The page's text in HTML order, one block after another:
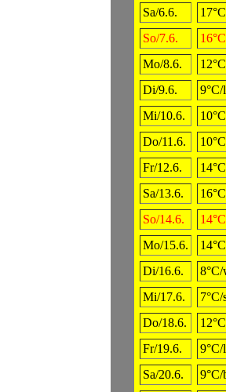
Sa/6.6.
So/7.6.
Mo/8.6.
Di/9.6.
9°C/
Mi/10.6.
Do/11.6.
Fr/12.6.
Sa/13.6.
So/14.6.
Mo/15.6.
Di/16.6.
Mi/17.6.
Do/18.6.
Fr/19.6.
9°C/
Sa/20.6.
9°C/